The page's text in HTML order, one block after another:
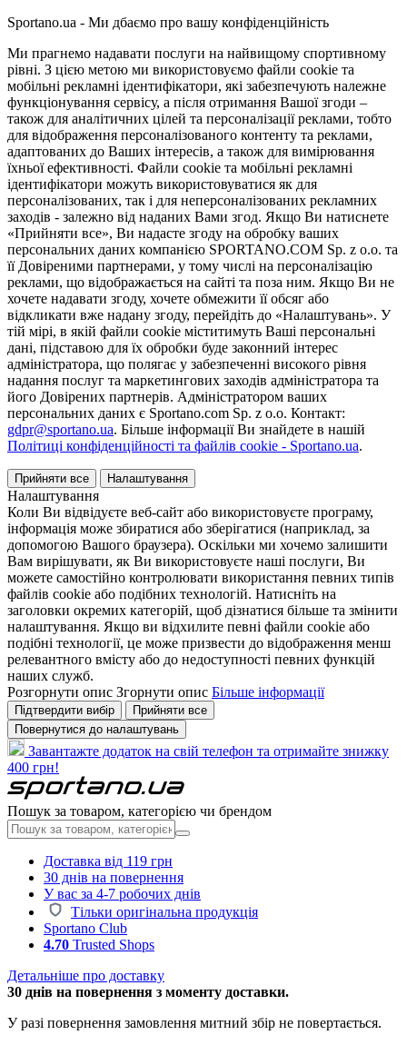
Sportano.ua - Ми дбаємо про вашу конфіденційність
Ми прагнемо надавати послуги на найвищому спортивному
рівні. З цією метою ми використовуємо файли cookie та
мобільні рекламні ідентифікатори, які забезпечують належне
функціонування сервісу, а після отримання Вашої згоди –
також для аналітичних цілей та персоналізації реклами, тобто
для відображення персоналізованого контенту та реклами,
адаптованих до Ваших інтересів, а також для вимірювання
їхньої ефективності. Файли cookie та мобільні рекламні
ідентифікатори можуть використовуватися як для
персоналізованих, так і для неперсоналізованих рекламних
заходів - залежно від наданих Вами згод. Якщо Ви натиснете
«Прийняти все», Ви надасте згоду на обробку ваших
персональних даних компанією SPORTANO.COM Sp. z o.o. та
її Довіреними партнерами, у тому числі на персоналізацію
реклами, що відображається на сайті та поза ним. Якщо Ви не
хочете надавати згоду, хочете обмежити її обсяг або
відкликати вже надану згоду, перейдіть до «Налаштувань». У
тій мірі, в якій файли cookie міститимуть Ваші персональні
дані, підставою для їх обробки буде законний інтерес
адміністратора, що полягає у забезпеченні високого рівня
надання послуг та маркетингових заходів адміністратора та
його Довірених партнерів. Адміністратором ваших
персональних даних є Sportano.com Sp. z o.o. Контакт:
gdpr@sportano.ua. Більше інформації Ви знайдете в нашій
Політиці конфіденційності та файлів cookie - Sportano.ua.
Прийняти все Налаштування
Налаштування
Коли Ви відвідуєте веб-сайт або використовуєте програму,
інформація може збиратися або зберігатися (наприклад, за
допомогою Вашого браузера). Оскільки ми хочемо залишити
Вам вирішувати, як Ви використовуєте наші послуги, Ви
можете самостійно контролювати використання певних типів
файлів cookie або подібних технологій. Натисніть на
заголовки окремих категорій, щоб дізнатися більше та змінити
налаштування. Якщо ви відхилите певні файли cookie або
подібні технології, це може призвести до відображення менш
релевантного вмісту або до недоступності певних функцій
наших служб.
Розгорнути опис Згорнути опис Більше інформації
Підтвердити вибір
Прийняти все
Повернутися до налаштувань
Завантажте додаток на свій телефон та отримайте знижку
400 грн!
Пошук за товаром, категорією чи брендом
Доставка від 119 грн
30 днів на повернення
У вас за 4-7 робочих днів
Тільки оригінальна продукція
Sportano Club
4.70 Trusted Shops
Детальніше про доставку
30 днів на повернення з моменту доставки.
У разі повернення замовлення митний збір не повертається.